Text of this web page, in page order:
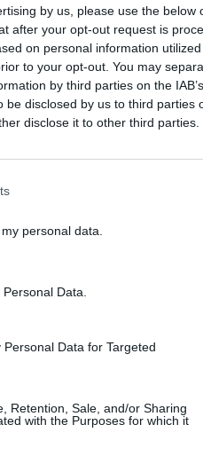
by us, please use the below
after your opt-out request is
on personal information
to your opt-out. You may
by third parties on the
be disclosed by us to third parties
disclose it to other third parties.
personal data.
Data.
Data for Targeted
Retention, Sale, and/or Sharing
with the Purposes for which it